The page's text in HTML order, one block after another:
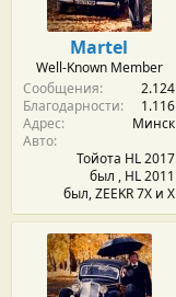
Martel
Well-Known Member
Сообщения
2.124
Благодарности
1.116
Адрес
Минск
Авто
Тойота HL 2017
был , HL 2011
был, ZEEKR 7X и Х